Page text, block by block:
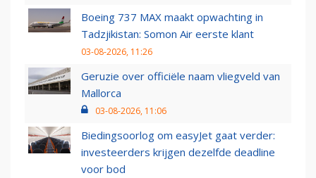
Boeing 737 MAX maakt opwachting in
Tadzjikistan: Somon Air eerste klant
03-08-2026, 11:26
Geruzie over officiële naam vliegveld van
Mallorca
03-08-2026, 11:06
Biedingsoorlog om easyJet gaat verder:
investeerders krijgen dezelfde deadline
voor bod